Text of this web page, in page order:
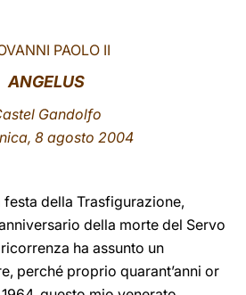
PAOLO II
ANGELUS
Gandolfo
8 agosto 2004
festa della Trasfigurazione,
della morte del Servo
ha assunto un
perché proprio quarant’anni or